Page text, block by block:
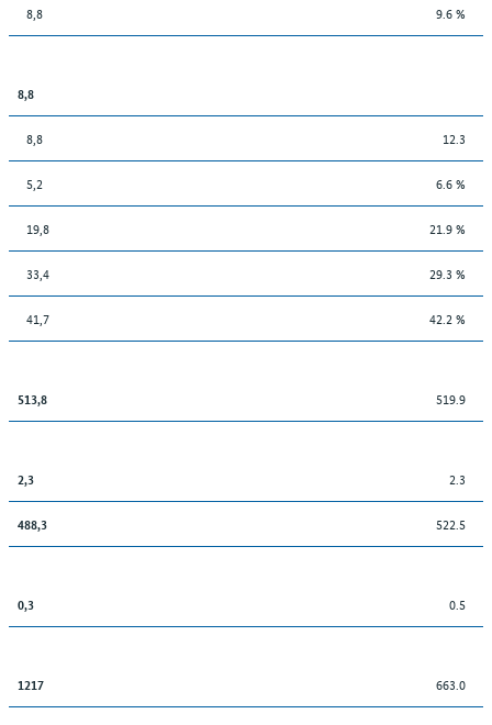
8,8 9.6 %
8,8
8,8 12.3
5,2 6.6 %
19,8 21.9 %
33,4 29.3 %
41,7 42.2 %
513,8 519.9
2,3 2.3
488,3 522.5
0,3 0.5
1217 663.0